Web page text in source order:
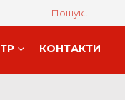
КОНТАКТИ